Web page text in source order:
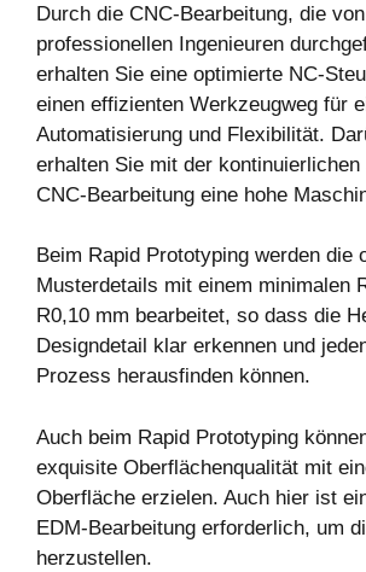
Durch die CNC-Bearbeitung, die von
professionellen Ingenieuren
erhalten Sie eine optimierte NC-
einen effizienten Werkzeugweg für
Automatisierung und Flexibilität.
erhalten Sie mit der kontinuierlichen
CNC-Bearbeitung eine hohe
Beim Rapid Prototyping werden die
Musterdetails mit einem minimalen
R0,10 mm bearbeitet, so dass die
Designdetail klar erkennen und
Prozess herausfinden können.
Auch beim Rapid Prototyping
exquisite Oberflächenqualität mit
Oberfläche erzielen. Auch hier ist
EDM-Bearbeitung erforderlich, um
herzustellen.